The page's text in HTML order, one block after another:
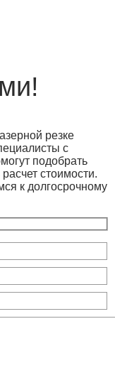
резке
с
подобрать
стоимости.
к долгосрочному